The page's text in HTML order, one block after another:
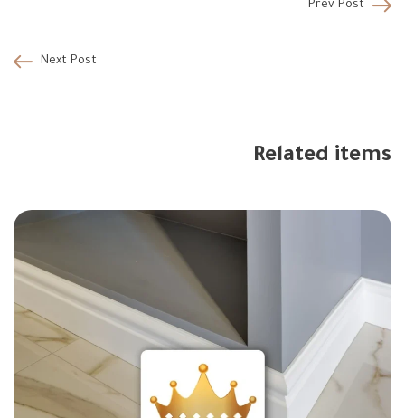
Prev Post
Next Post
Related items